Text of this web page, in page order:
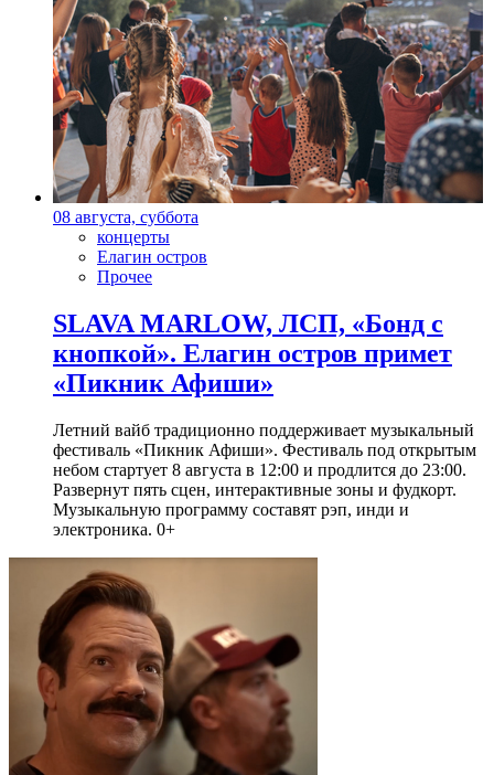
08 августа, суббота
концерты
Елагин остров
Прочее
SLAVA MARLOW, ЛСП, «Бонд с
кнопкой». Елагин остров примет
«Пикник Афиши»
Летний вайб традиционно поддерживает музыкальный
фестиваль «Пикник Афиши». Фестиваль под открытым
небом стартует 8 августа в 12:00 и продлится до 23:00.
Развернут пять сцен, интерактивные зоны и фудкорт.
Музыкальную программу составят рэп, инди и
электроника. 0+